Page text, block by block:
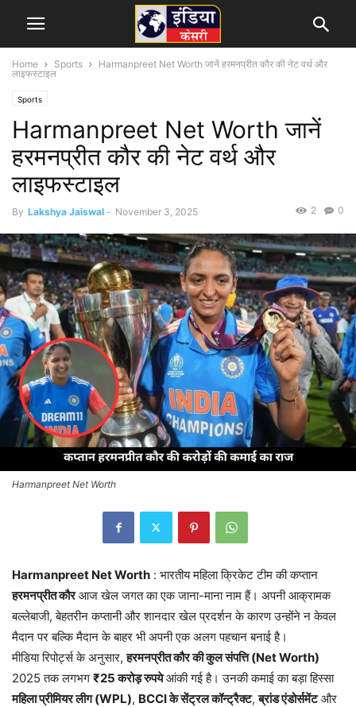
Home Sports
Harmanpreet Net Worth जानें हरमनप्रीत कौर की नेट वर्थ और
लाइफस्टाइल
Sports
Harmanpreet Net Worth जानें
हरमनप्रीत कौर की नेट वर्थ और
लाइफस्टाइल
By Lakshya Jaiswal - November 3, 2025 0
2
Harmanpreet Net Worth
Harmanpreet Net Worth : भारतीय महिला क्रिकेट टीम की कप्तान
हरमनप्रीत कौरआज खेल जगत का एक जाना-माना नाम हैं। अपनी आक्रामक
बल्लेबाजी, बेहतरीन कप्तानी और शानदार खेल प्रदर्शन के कारण उन्होंने न केवल
मैदान पर बल्कि मैदान के बाहर भी अपनी एक अलग पहचान बनाई है।
मीडिया रिपोर्ट्स के अनुसार,हरमनप्रीत कौर की कुल संपत्ति (Net Worth)
2025 तक लगभग ₹25 करोड़ रुपयेआंकी गई है। उनकी कमाई का बड़ा हिस्सा
महिला प्रीमियर लीग (WPL), BCCI के सेंट्रल कॉन्ट्रैक्ट,ब्रांड एंडोर्समेंटऔर